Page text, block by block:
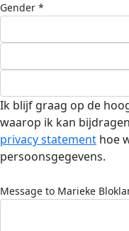
Gender *
Ik blijf graag op de
waarop ik kan
privacy statement hoe
persoonsgegevens.
Message to Marieke